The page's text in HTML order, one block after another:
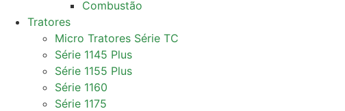
Combustão
Tratores
Micro Tratores Série TC
Série 1145 Plus
Série 1155 Plus
Série 1160
Série 1175